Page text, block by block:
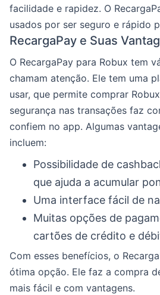
facilidade e rapidez. O
usados por ser seguro e rápido
RecargaPay e Suas
O RecargaPay para Robux tem
chamam atenção. Ele tem uma
usar, que permite comprar
segurança nas transações faz
confiem no app. Algumas
incluem:
Possibilidade de
que ajuda a acumular
Uma interface fácil de
Muitas opções de
cartões de crédito e
Com esses benefícios, o
ótima opção. Ele faz a compra
mais fácil e com vantagens.